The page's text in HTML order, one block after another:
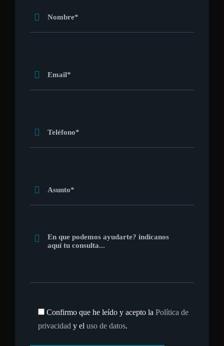
Confirmo que he leído y acepto la Política de
privacidad y el uso de datos.